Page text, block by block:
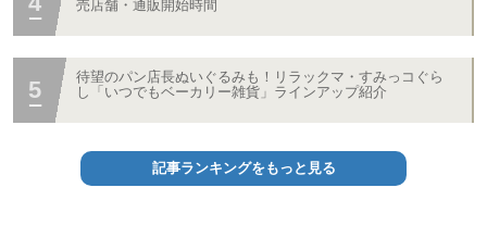
売店舗・通販開始時間
待望のパン店長ぬいぐるみも！リラックマ・すみっコぐら
し「いつでもベーカリー雑貨」ラインアップ紹介
記事ランキングをもっと見る